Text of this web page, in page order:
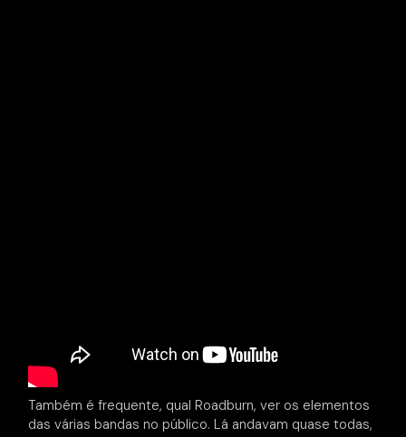
Também é frequente, qual Roadburn, ver os elementos
das várias bandas no público. Lá andavam quase todas,